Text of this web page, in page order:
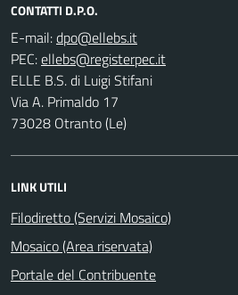
CONTATTI D.P.O.
E-mail:
PEC:
ELLE B.S. di Luigi Stifani
Via A. Primaldo 17
73028 Otranto (Le)
LINK UTILI
Filodiretto (Servizi Mosaico)
Mosaico (Area riservata)
Portale del Contribuente